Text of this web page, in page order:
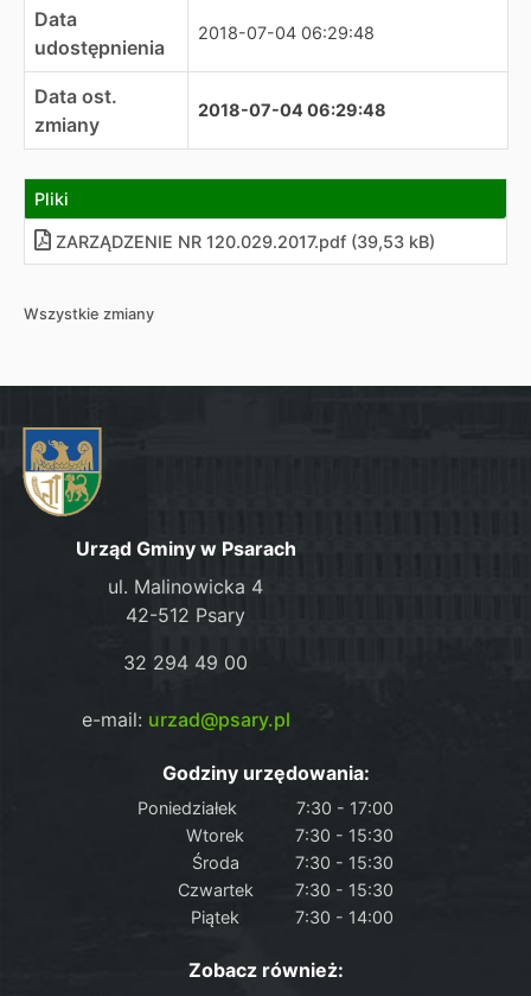
Data
udostępnienia
2018-07-04 06:29:48
Data ost.
zmiany
2018-07-04 06:29:48
Pliki
ZARZĄDZENIE NR 120.029.2017.pdf (39,53 kB)
Wszystkie zmiany
Urząd Gminy w Psarach
ul. Malinowicka 4
42-512 Psary
32 294 49 00
e-mail: urzad@psary.pl
Godziny urzędowania:
Poniedziałek
7:30 - 17:00
Wtorek
7:30 - 15:30
Środa
7:30 - 15:30
Czwartek
7:30 - 15:30
Piątek
7:30 - 14:00
Zobacz również: